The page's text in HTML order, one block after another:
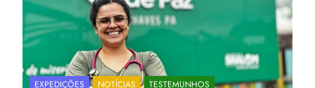
EXPEDIÇÕES NOTÍCIAS
TESTEMUNHOS